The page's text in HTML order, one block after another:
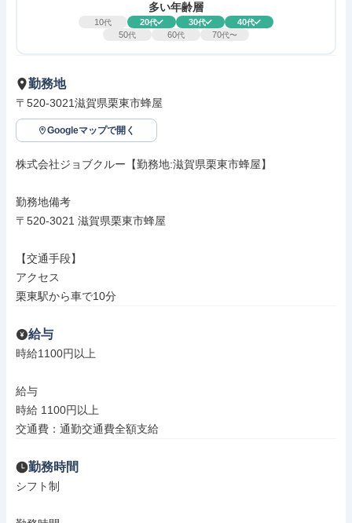
多い年齢層
10代 20代 30代 40代
50代 60代 70代〜
勤務地
〒520-3021滋賀県栗東市蜂屋
Googleマップで開く
株式会社ジョブクルー【勤務地:滋賀県栗東市蜂屋】
勤務地備考
〒520-3021 滋賀県栗東市蜂屋
【交通手段】
アクセス
栗東駅から車で10分
給与
時給1100円以上
給与
時給 1100円以上
交通費：通勤交通費全額支給
勤務時間
シフト制